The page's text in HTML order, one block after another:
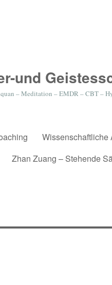
und
– Meditation – EMDR – CBT –
Wissenschaftliche
Zhan Zuang – Stehende